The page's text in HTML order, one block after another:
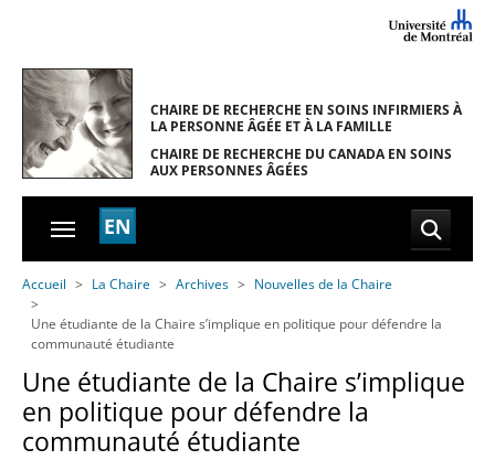
CHAIRE DE RECHERCHE EN SOINS INFIRMIERSÀ
LA PERSONNE ÂGÉE ET À LA FAMILLE
CHAIRE DE RECHERCHE DU CANADA EN SOINS
AUX PERSONNES ÂGÉES
EN
You are here:
Accueil La Chaire Archives Nouvelles de la Chaire
Une étudiante de la Chaire s’implique en politique pour défendre la
communauté étudiante
Une étudiante de la Chaire s’implique
en politique pour défendre la
communauté étudiante